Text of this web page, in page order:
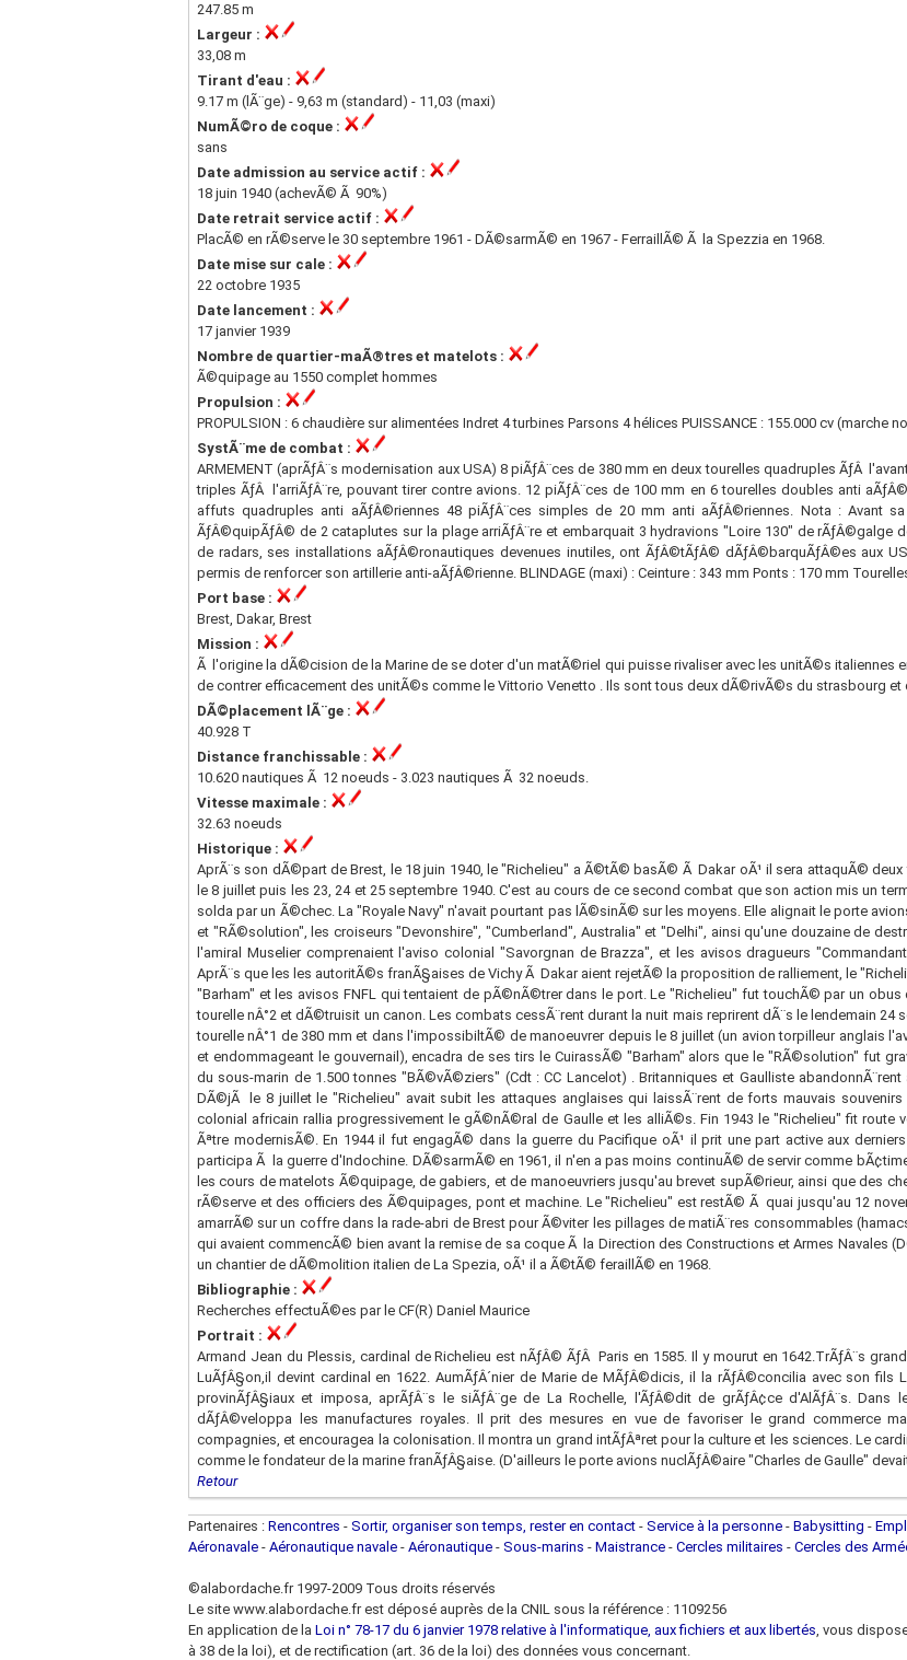
247.85 m
Largeur :
33,08 m
Tirant d'eau :
9.17 m (lÃ¨ge) - 9,63 m (standard) - 11,03 (maxi)
NumÃ©ro de coque :
sans
Date admission au service actif :
18 juin 1940 (achevÃ© Ã 90%)
Date retrait service actif :
PlacÃ© en rÃ©serve le 30 septembre 1961 - DÃ©sarmÃ© en 1967 - FerraillÃ© Ã la Spezzia en 1968.
Date mise sur cale :
22 octobre 1935
Date lancement :
17 janvier 1939
Nombre de quartier-maÃ®tres et matelots :
Ã©quipage au 1550 complet hommes
Propulsion :
PROPULSION : 6 chaudière sur alimentées Indret 4 turbines Parsons 4 hélices PUISSANCE : 155.000 cv (marche
SystÃ¨me de combat :
ARMEMENT (aprÃƒÂ¨s modernisation aux USA) 8 piÃƒÂ¨ces de 380 mm en deux tourelles quadruples ÃƒÂ
triples ÃƒÂ l'arriÃƒÂ¨re, pouvant tirer contre avions. 12 piÃƒÂ¨ces de 100 mm en 6 tourelles doubles anti
affuts quadruples anti aÃƒÂ©riennes 48 piÃƒÂ¨ces simples de 20 mm anti aÃƒÂ©riennes. Nota : Avant
ÃƒÂ©quipÃƒÂ© de 2 cataplutes sur la plage arriÃƒÂ¨re et embarquait 3 hydravions "Loire 130" de rÃƒÂ©galge
de radars, ses installations aÃƒÂ©ronautiques devenues inutiles, ont ÃƒÂ©tÃƒÂ© dÃƒÂ©barquÃƒÂ©es aux
permis de renforcer son artillerie anti-aÃƒÂ©rienne. BLINDAGE (maxi) : Ceinture : 343 mm Ponts : 170 mm
Port base :
Brest, Dakar, Brest
Mission :
Ã l'origine la dÃ©cision de la Marine de se doter d'un matÃ©riel qui puisse rivaliser avec les unitÃ©s italiennes
de contrer efficacement des unitÃ©s comme le Vittorio Venetto . Ils sont tous deux dÃ©rivÃ©s du strasbourg et
DÃ©placement lÃ¨ge :
40.928 T
Distance franchissable :
10.620 nautiques Ã 12 noeuds - 3.023 nautiques Ã 32 noeuds.
Vitesse maximale :
32.63 noeuds
Historique :
AprÃ¨s son dÃ©part de Brest, le 18 juin 1940, le "Richelieu" a Ã©tÃ© basÃ© Ã Dakar oÃ¹ il sera attaquÃ©
le 8 juillet puis les 23, 24 et 25 septembre 1940. C'est au cours de ce second combat que son action mis un
solda par un Ã©chec. La "Royale Navy" n'avait pourtant pas lÃ©sinÃ© sur les moyens. Elle alignait le porte
et "RÃ©solution", les croiseurs "Devonshire", "Cumberland", Australia" et "Delhi", ainsi qu'une douzaine de
l'amiral Muselier comprenaient l'aviso colonial "Savorgnan de Brazza", et les avisos dragueurs
AprÃ¨s que les les autoritÃ©s franÃ§aises de Vichy Ã Dakar aient rejetÃ© la proposition de ralliement, le
"Barham" et les avisos FNFL qui tentaient de pÃ©nÃ©trer dans le port. Le "Richelieu" fut touchÃ© par un
tourelle nÂ°2 et dÃ©truisit un canon. Les combats cessÃ¨rent durant la nuit mais reprirent dÃ¨s le lendemain 24
tourelle nÂ°1 de 380 mm et dans l'impossibiltÃ© de manoeuvrer depuis le 8 juillet (un avion torpilleur anglais
et endommageant le gouvernail), encadra de ses tirs le CuirassÃ© "Barham" alors que le "RÃ©solution" fut
du sous-marin de 1.500 tonnes "BÃ©vÃ©ziers" (Cdt : CC Lancelot) . Britanniques et Gaulliste
DÃ©jÃ le 8 juillet le "Richelieu" avait subit les attaques anglaises qui laissÃ¨rent de forts mauvais souvenirs
colonial africain rallia progressivement le gÃ©nÃ©ral de Gaulle et les alliÃ©s. Fin 1943 le "Richelieu" fit route
Ãªtre modernisÃ©. En 1944 il fut engagÃ© dans la guerre du Pacifique oÃ¹ il prit une part active aux
participa Ã la guerre d'Indochine. DÃ©sarmÃ© en 1961, il n'en a pas moins continuÃ© de servir comme
les cours de matelots Ã©quipage, de gabiers, et de manoeuvriers jusqu'au brevet supÃ©rieur, ainsi que des
rÃ©serve et des officiers des Ã©quipages, pont et machine. Le "Richelieu" est restÃ© Ã quai jusqu'au 12
amarrÃ© sur un coffre dans la rade-abri de Brest pour Ã©viter les pillages de matiÃ¨res consommables
qui avaient commencÃ© bien avant la remise de sa coque Ã la Direction des Constructions et Armes Navales
un chantier de dÃ©molition italien de La Spezia, oÃ¹ il a Ã©tÃ© feraillÃ© en 1968.
Bibliographie :
Recherches effectuÃ©es par le CF(R) Daniel Maurice
Portrait :
Armand Jean du Plessis, cardinal de Richelieu est nÃƒÂ© ÃƒÂ Paris en 1585. Il y mourut en 1642.TrÃƒÂ¨s
LuÃƒÂ§on,il devint cardinal en 1622. AumÃƒÂ´nier de Marie de MÃƒÂ©dicis, il la rÃƒÂ©concilia avec son fils
provinÃƒÂ§iaux et imposa, aprÃƒÂ¨s le siÃƒÂ¨ge de La Rochelle, l'ÃƒÂ©dit de grÃƒÂ¢ce d'AlÃƒÂ¨s. Dans
dÃƒÂ©veloppa les manufactures royales. Il prit des mesures en vue de favoriser le grand commerce
compagnies, et encouragea la colonisation. Il montra un grand intÃƒÂªret pour la culture et les sciences. Le
comme le fondateur de la marine franÃƒÂ§aise. (D'ailleurs le porte avions nuclÃƒÂ©aire "Charles de Gaulle"
Retour
Partenaires : Rencontres - Sortir, organiser son temps, rester en contact - Service à la personne - Babysitting -
Aéronavale - Aéronautique navale - Aéronautique - Sous-marins - Maistrance - Cercles militaires - Cercles des
©alabordache.fr 1997-2009 Tous droits réservés
Le site www.alabordache.fr est déposé auprès de la CNIL sous la référence : 1109256
En application de la Loi n° 78-17 du 6 janvier 1978 relative à l'informatique, aux fichiers et aux libertés, vous
à 38 de la loi), et de rectification (art. 36 de la loi) des données vous concernant.